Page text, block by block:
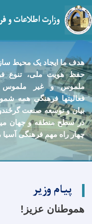
وزارت اطلاعات و
هدف ما ايجاد يک محيط
حفظ هويت ملی، تنوع
ملموس و غیر ملموس
فعالیتها فرهنگی همه
بيان و توسعه صنعت
در سطح منطقه و جهان
چهار راه مهم فرهنگی آسيا
پیام وزیر
هموطنان عزیز!